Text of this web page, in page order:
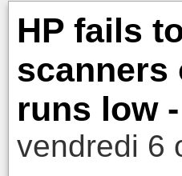
HP fails
scanners
runs low
vendredi 6